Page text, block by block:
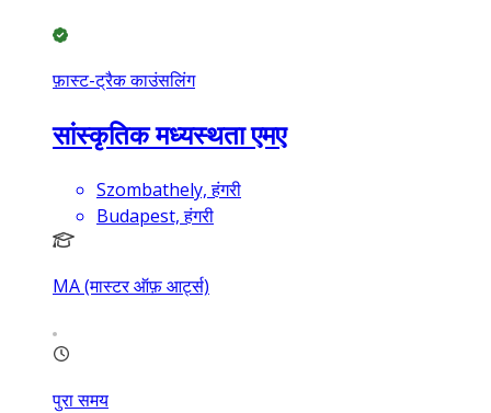
फ़ास्ट-ट्रैक काउंसलिंग
सांस्कृतिक मध्यस्थता एमए
Szombathely, हंगरी
Budapest, हंगरी
MA (मास्टर ऑफ़ आर्ट्स)
पुरा समय